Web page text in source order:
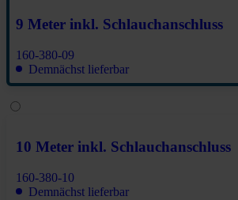
9 Meter inkl. Schlauchanschluss
160-380-09
Demnächst lieferbar
10 Meter inkl. Schlauchanschluss
160-380-10
Demnächst lieferbar